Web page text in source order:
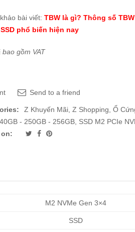
bài viết: TBW là gì? Thông số
phổ biến hiện nay
bao gồm VAT
Send to a friend
Z Khuyến Mãi Z Shopping Ổ
- 250GB - 256GB SSD M2 PCIe
on:
M2 NVMe Gen 3×4
SSD